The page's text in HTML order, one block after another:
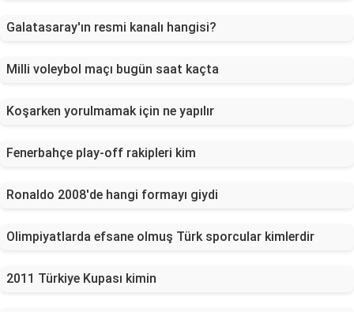
Galatasaray'ın resmi kanalı hangisi?
Milli voleybol maçı bugün saat kaçta
Koşarken yorulmamak için ne yapılır
Fenerbahçe play-off rakipleri kim
Ronaldo 2008'de hangi formayı giydi
Olimpiyatlarda efsane olmuş Türk sporcular kimlerdir
2011 Türkiye Kupası kimin